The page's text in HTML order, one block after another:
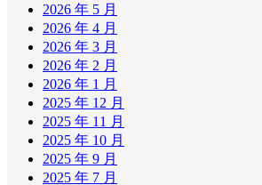
2026 年 5 月
2026 年 4 月
2026 年 3 月
2026 年 2 月
2026 年 1 月
2025 年 12 月
2025 年 11 月
2025 年 10 月
2025 年 9 月
2025 年 7 月